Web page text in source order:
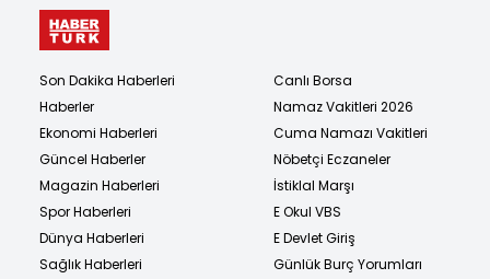
Son Dakika Haberleri
Haberler
Ekonomi Haberleri
Güncel Haberler
Magazin Haberleri
Spor Haberleri
Dünya Haberleri
Sağlık Haberleri
Canlı Borsa
Namaz Vakitleri 2026
Cuma Namazı Vakitleri
Nöbetçi Eczaneler
İstiklal Marşı
E Okul VBS
E Devlet Giriş
Günlük Burç Yorumları